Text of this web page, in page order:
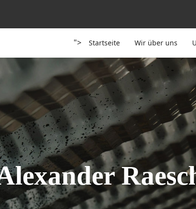
"> Startseite Wir über uns